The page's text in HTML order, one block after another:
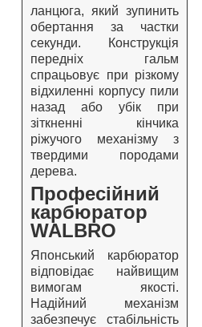
ланцюга, який зупинить
обертання за частки
секунди. Конструкція
передніх гальм
спрацьовує при різкому
відхиленні корпусу пили
назад або убік при
зіткненні кінчика
ріжучого механізму з
твердими породами
дерева.
Професійний
карбюратор
WALBRO
Японський карбюратор
відповідає найвищим
вимогам якості.
Надійний механізм
забезпечує стабільність